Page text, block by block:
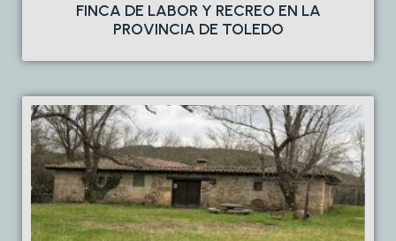
FINCA DE LABOR Y RECREO EN LA
PROVINCIA DE TOLEDO